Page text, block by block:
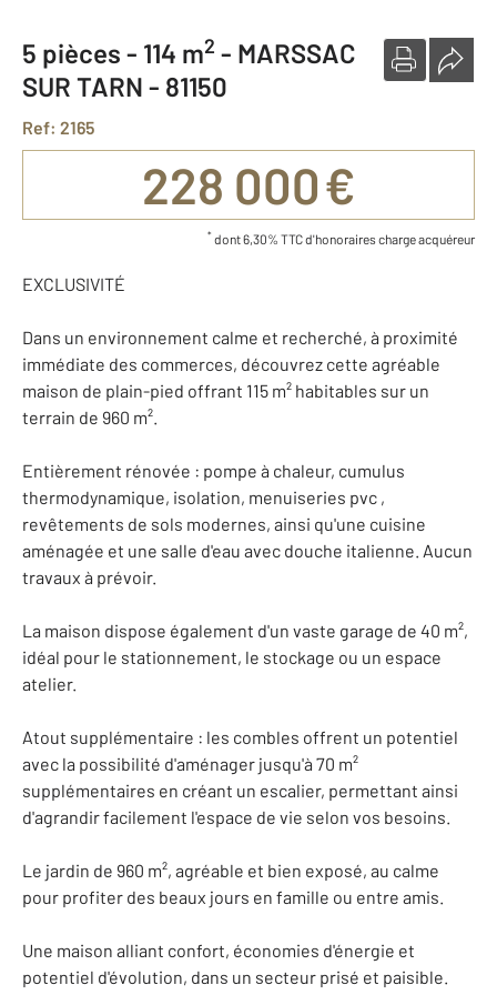
5 pièces - 114 m2 - MARSSAC
SUR TARN - 81150
Ref: 2165
228 000 €
* dont 6,30% TTC d'honoraires charge acquéreur
EXCLUSIVITÉ
Dans un environnement calme et recherché, à proximité
immédiate des commerces, découvrez cette agréable
maison de plain-pied offrant 115 m² habitables sur un
terrain de 960 m².
Entièrement rénovée : pompe à chaleur, cumulus
thermodynamique, isolation, menuiseries pvc ,
revêtements de sols modernes, ainsi qu'une cuisine
aménagée et une salle d'eau avec douche italienne. Aucun
travaux à prévoir.
La maison dispose également d'un vaste garage de 40 m²,
idéal pour le stationnement, le stockage ou un espace
atelier.
Atout supplémentaire : les combles offrent un potentiel
avec la possibilité d'aménager jusqu'à 70 m²
supplémentaires en créant un escalier, permettant ainsi
d'agrandir facilement l'espace de vie selon vos besoins.
Le jardin de 960 m², agréable et bien exposé, au calme
pour profiter des beaux jours en famille ou entre amis.
Une maison alliant confort, économies d'énergie et
potentiel d'évolution, dans un secteur prisé et paisible.